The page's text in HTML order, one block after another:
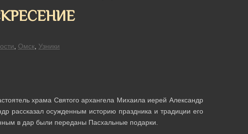
Омск Узники
храма Святого архангела Михаила иерей Александр
рассказал осужденным историю праздника и традиции его
в дар были переданы Пасхальные подарки.